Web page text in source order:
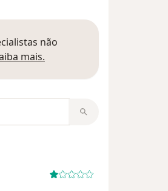
não
mais.